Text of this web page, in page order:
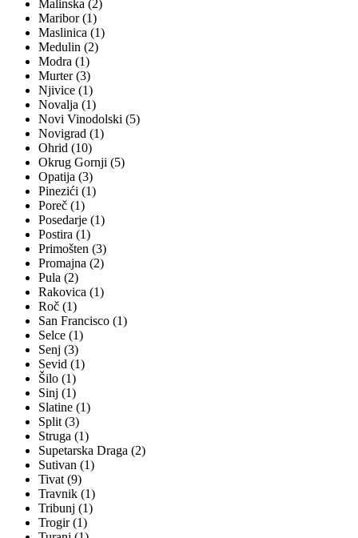
Malinska (2)
Maribor (1)
Maslinica (1)
Medulin (2)
Modra (1)
Murter (3)
Njivice (1)
Novalja (1)
Novi Vinodolski (5)
Novigrad (1)
Ohrid (10)
Okrug Gornji (5)
Opatija (3)
Pinezići (1)
Poreč (1)
Posedarje (1)
Postira (1)
Primošten (3)
Promajna (2)
Pula (2)
Rakovica (1)
Roč (1)
San Francisco (1)
Selce (1)
Senj (3)
Sevid (1)
Šilo (1)
Sinj (1)
Slatine (1)
Split (3)
Struga (1)
Supetarska Draga (2)
Sutivan (1)
Tivat (9)
Travnik (1)
Tribunj (1)
Trogir (1)